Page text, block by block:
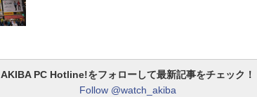
AKIBA PC Hotline!をフォローして最新記事をチェック！
Follow @watch_akiba